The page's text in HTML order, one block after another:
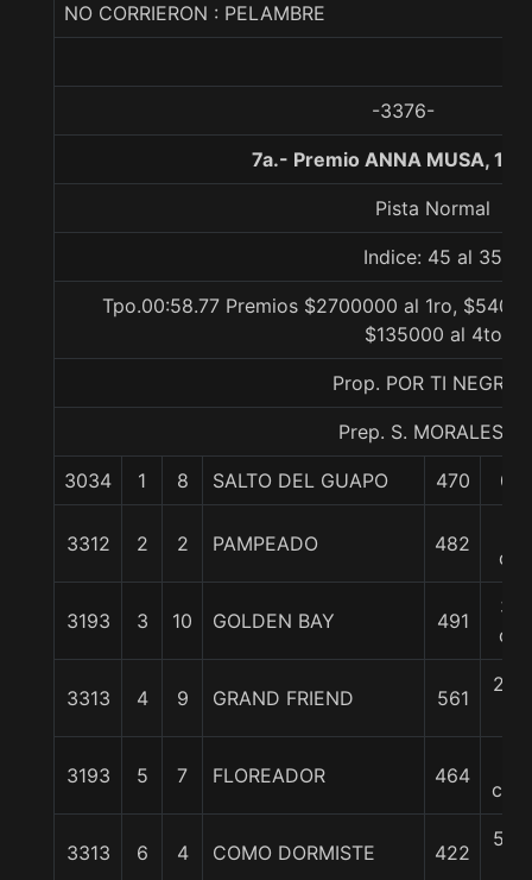
NO CORRIERON : PELAMBRE
-3376-
7a.- Premio ANNA MUSA,
Pista Normal
Indice: 45 al 35
Tpo.00:58.77 Premios $2700000 al 1ro,
$135000 al 4to
Prop. POR TI NEGRITA
Prep. S. MORALES G.
3034 1 8 SALTO DEL GUAPO 470 0/0
3312 2 2 PAMPEADO 482
cpo
3193 3 10 GOLDEN BAY 491
3/4
cpo
3313 4 9 GRAND FRIEND 561
2 1/
3193 5 7 FLOREADOR 464
3313 6 4 COMO DORMISTE 422
5 1/